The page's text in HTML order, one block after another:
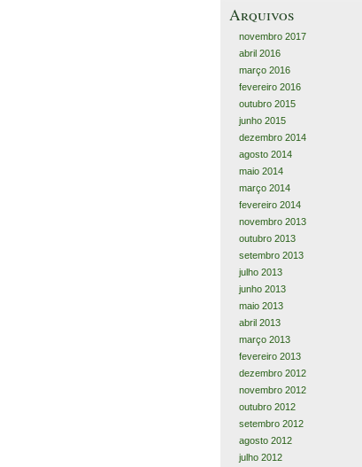
Arquivos
novembro 2017
abril 2016
março 2016
fevereiro 2016
outubro 2015
junho 2015
dezembro 2014
agosto 2014
maio 2014
março 2014
fevereiro 2014
novembro 2013
outubro 2013
setembro 2013
julho 2013
junho 2013
maio 2013
abril 2013
março 2013
fevereiro 2013
dezembro 2012
novembro 2012
outubro 2012
setembro 2012
agosto 2012
julho 2012